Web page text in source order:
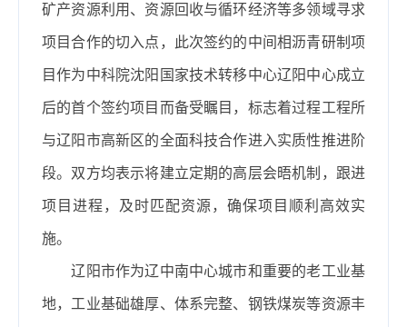
矿产资源利用、资源回收与循环经济等多领域寻求
项目合作的切入点，此次签约的中间相沥青研制项
目作为中科院沈阳国家技术转移中心辽阳中心成立
后的首个签约项目而备受瞩目，标志着过程工程所
与辽阳市高新区的全面科技合作进入实质性推进阶
段。双方均表示将建立定期的高层会晤机制，跟进
项目进程，及时匹配资源，确保项目顺利高效实
施。
辽阳市作为辽中南中心城市和重要的老工业基
地，工业基础雄厚、体系完整、钢铁煤炭等资源丰